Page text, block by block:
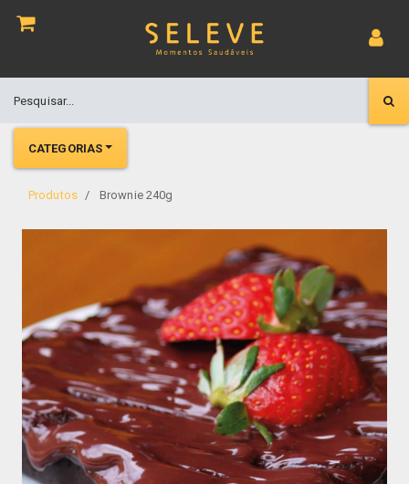
CATEGORIAS
Produtos Brownie 240g